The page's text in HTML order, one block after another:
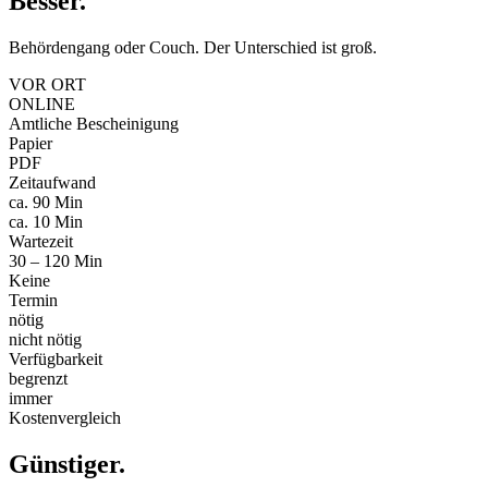
Behördengang oder Couch. Der Unterschied ist groß.
VOR ORT
ONLINE
Amtliche Bescheinigung
Papier
PDF
Zeitaufwand
ca. 90 Min
ca. 10 Min
Wartezeit
30 – 120 Min
Keine
Termin
nötig
nicht nötig
Verfügbarkeit
begrenzt
immer
Kostenvergleich
Günstiger.